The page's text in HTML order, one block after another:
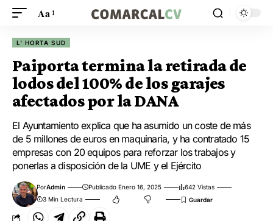
Aa
L' HORTA SUD
Paiporta termina la retirada de
lodos del 100% de los garajes
afectados por la DANA
El Ayuntamiento explica que ha asumido un coste de más
de 5 millones de euros en maquinaria, y ha contratado 15
empresas con 20 equipos para reforzar los trabajos y
ponerlas a disposición de la UME y el Ejército
PorAdmin Publicado Enero 16, 2025
642 Vistas
3 Min Lectura